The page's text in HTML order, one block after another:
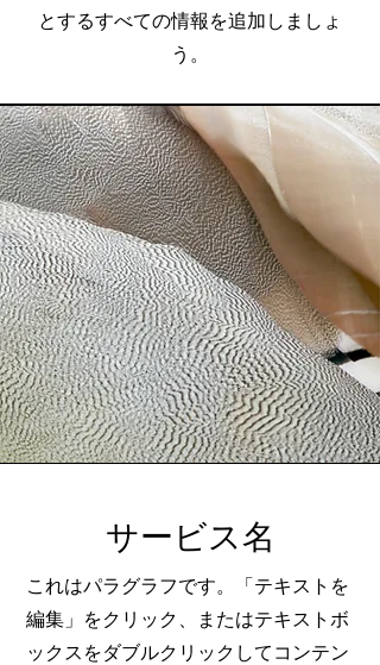
とするすべての情報を追加しましょ
う。
サービス名
これはパラグラフです。「テキストを
編集」をクリック、またはテキストボ
ックスをダブルクリックしてコンテン